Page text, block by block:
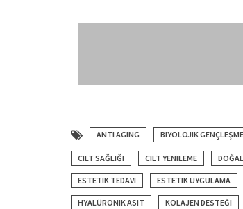
ANTI AGING BIYOLOJIK GENÇLEŞME
CILT SAĞLIĞI CILT YENILEME
ESTETIK TEDAVI ESTETIK UYGULAMA
HYALÜRONIK ASIT KOLAJEN DESTEĞI